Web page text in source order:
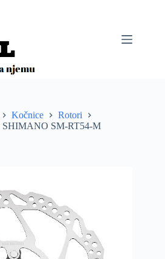
Kočnice
Rotori
SM-RT54-M